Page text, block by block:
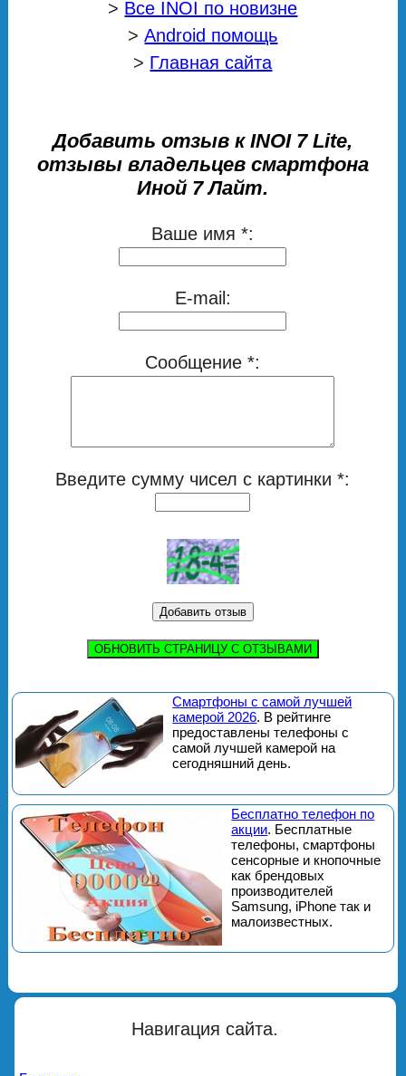
> Все INOI по новизне
>Android помощь
> Главная сайта
Добавить отзыв к INOI 7 Lite,
отзывы владельцев смартфона
Иной 7 Лайт.
Ваше имя *:
E-mail:
Сообщение *:
Введите сумму чисел с картинки *:
ОБНОВИТЬ СТРАНИЦУ С ОТЗЫВАМИ
Смартфоны с самой лучшей
камерой 2026. В рейтинге
предоставлены телефоны с
самой лучшей камерой на
сегодняшний день.
Бесплатно телефон по
акции. Бесплатные
телефоны, смартфоны
сенсорные и кнопочные
как брендовых
производителей
Samsung, iPhone так и
малоизвестных.
Навигация сайта.